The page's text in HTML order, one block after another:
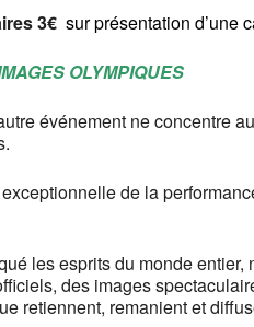
3€ sur présentation d’une
OLYMPIQUES
événement ne concentre
de la
les esprits du monde
des images
retiennent, remanient et